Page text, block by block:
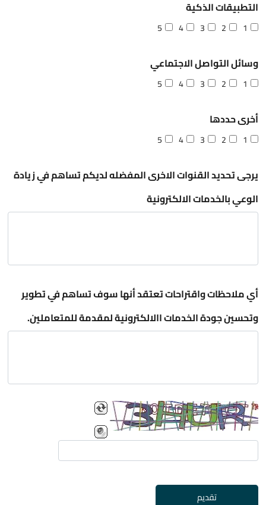
التطبيقات الذكية
1
2
3
4
5
وسائل التواصل الاجتماعي
1
2
3
4
5
أخرى حددها
1
2
3
4
5
يرجى تحديد القنوات الاخرى المفضله لديكم تساهم في زيادة
الوعي بالخدمات الالكترونية
أي ملاحظات واقتراحات تعتقد أنها سوف تساهم في تطوير
وتحسين جودة الخدمات االالكترونية لمقدمة للمتعاملين.
تقديم